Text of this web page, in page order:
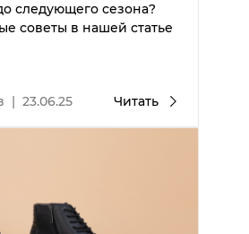
следующего сезона?
советы в нашей статье
| 23.06.25 Читать